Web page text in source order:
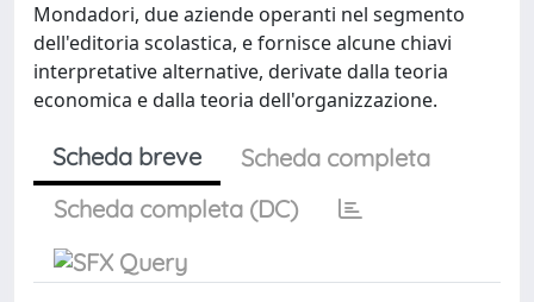
Mondadori, due aziende operanti nel segmento
dell'editoria scolastica, e fornisce alcune chiavi
interpretative alternative, derivate dalla teoria
economica e dalla teoria dell'organizzazione.
Scheda breve
Scheda completa
Scheda completa (DC)